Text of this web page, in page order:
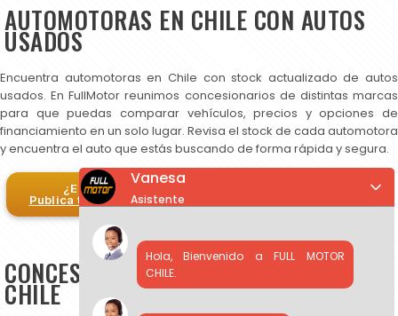
AUTOMOTORAS EN CHILE CON AUTOS
USADOS
Encuentra automotoras en Chile con stock actualizado de autos
usados. En FullMotor reunimos concesionarios de distintas marcas
para que puedas comparar vehículos, precios y opciones de
financiamiento en un solo lugar. Revisa el stock de cada automotora
y encuentra el auto que estás buscando de forma rápida y segura.
¿Eres automotora?
Publica tus autos en FullMotor
CONCESIONARIOS DE AUTOS USADOS EN
CHILE
Vanesa
Asistente
Hola, Bienvenido a FULL MOTOR
CHILE.